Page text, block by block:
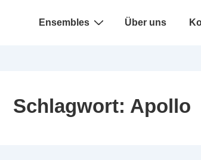
Hauptnavigation
Ensembles Über uns
Schlagwort: Apollo